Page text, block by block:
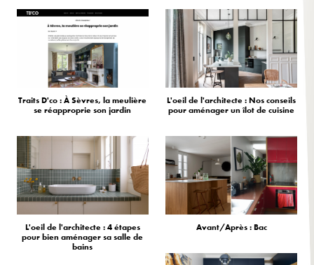
Traits D'co : À Sèvres, la meulière
se réapproprie son jardin
L'oeil de l'architecte : Nos conseils
pour aménager un îlot de cuisine
L'oeil de l'architecte : 4 étapes
pour bien aménager sa salle de
bains
Avant/Après : Bac